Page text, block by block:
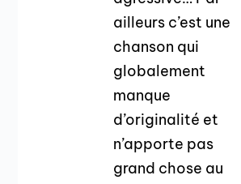
ailleurs c’est une
chanson qui
globalement
manque
d’originalité et
n’apporte pas
grand chose au